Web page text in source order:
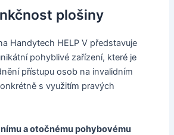
plošiny
Handytech HELP V představuje
pohyblivé zařízení, které je
přístupu osob na invalidním
s využitím pravých
a otočnému pohybovému